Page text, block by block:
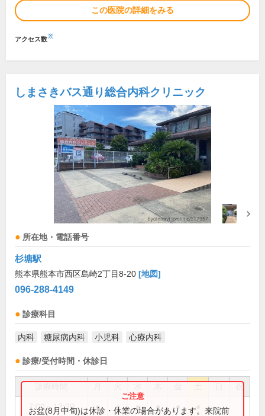
この医院の詳細をみる
アクセス数※
しまさきバス通り総合内科クリニック
所在地・電話番号
杉塘駅
熊本県熊本市西区島崎2丁目8-20 [地図]
096-288-4149
診療科目
内科 糖尿病内科 小児科 心療内科
診療/受付時間・休診日
祝
7:00～12:30 ● ● ● ● ●
お盆(8月中旬)は休診・休業の場合があります。来院前